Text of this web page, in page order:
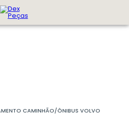
CAMINHÃO/ÔNIBUS VOLVO